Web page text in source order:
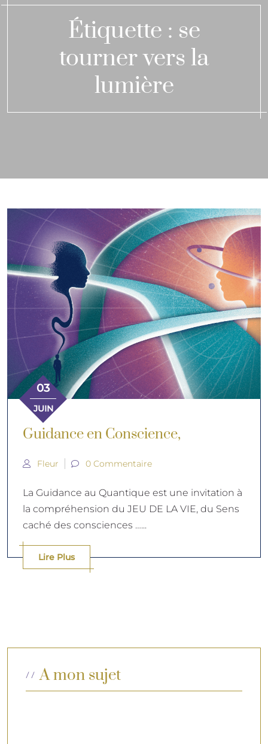
Étiquette : se
tourner vers la
lumière
03
JUIN
Guidance en Conscience,
Fleur 0 Commentaire
La Guidance au Quantique est une invitation à
la compréhension du JEU DE LA VIE, du Sens
caché des consciences …...
Lire Plus
A mon sujet